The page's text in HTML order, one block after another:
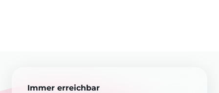
Immer erreichbar